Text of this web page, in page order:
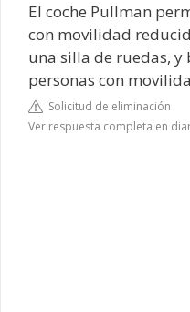
El coche Pullman
con movilidad
una silla de ruedas,
personas con
Solicitud de eliminación
Ver respuesta completa en